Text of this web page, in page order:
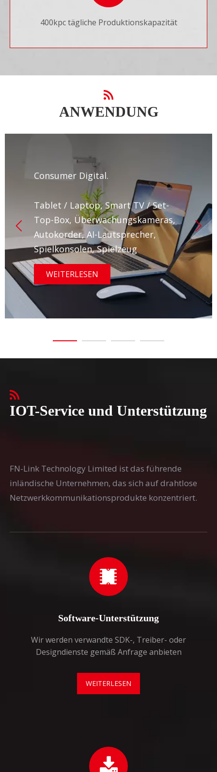
400kpc tägliche Produktionskapazität
ANWENDUNG
WEITERLESEN
Consumer Digital.
Tablet / Laptop, Smart TV / Set-
Top-Box, Überwachungskameras,
Autokorder, AI-Lautsprecher,
Spielkonsolen, Spielzeug
IOT-Service und Unterstützung
FN-Link Technology Limited ist das führende
inländische Unternehmen, das sich auf drahtlose
Netzwerkkommunikationsprodukte konzentriert.
Software-Unterstützung
Wir werden verwandte SDK-, Treiber- oder
Designdienste gemäß Anfrage anbieten
WEITERLESEN